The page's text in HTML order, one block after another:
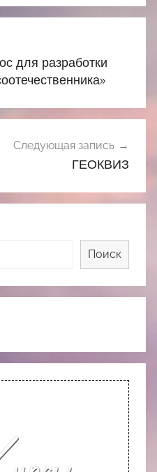
для разработки
Следующая запись
ГЕОКВИЗ
Поиск